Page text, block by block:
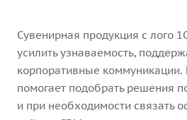
Сувенирная продукция с лого
усилить узнаваемость,
корпоративные
помогает подобрать решения
и при необходимости связать